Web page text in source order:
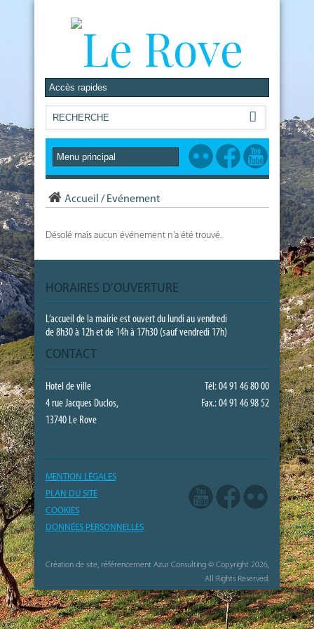
Accueil / Evénement
Désolé mais aucun événement n'a été trouvé.
HORAIRES D’OUVERTURE
L’accueil de la mairie est ouvert du lundi au vendredi
de 8h30 à 12h et de 14h à 17h30 (sauf vendredi 17h)
CONTACT
Hotel de ville
Tél: 04 91 46 80 00
4 rue Jacques Duclos,
Fax.: 04 91 46 98 52
13740 Le Rove
MENTION LÉGALES
PLAN DU SITE
COOKIES
DONNÉES PERSONNELLES
Création de site, référencement Azur Consulting © Copyright 2026,
All Rights Reserved.